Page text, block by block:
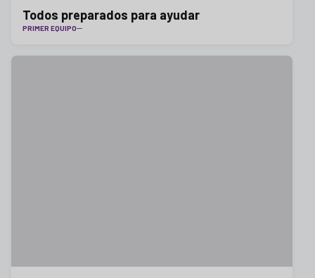
Todos preparados para ayudar
PRIMER EQUIPO